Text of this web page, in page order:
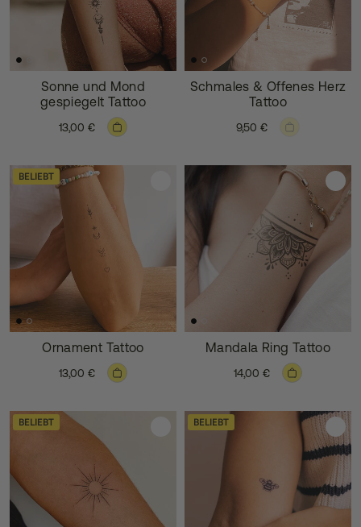
Sonne und Mond
gespiegelt Tattoo
13,00 €
Schmales & Offenes Herz
Tattoo
9,50 €
BELIEBT
Ornament Tattoo
13,00 €
Mandala Ring Tattoo
14,00 €
BELIEBT BELIEBT